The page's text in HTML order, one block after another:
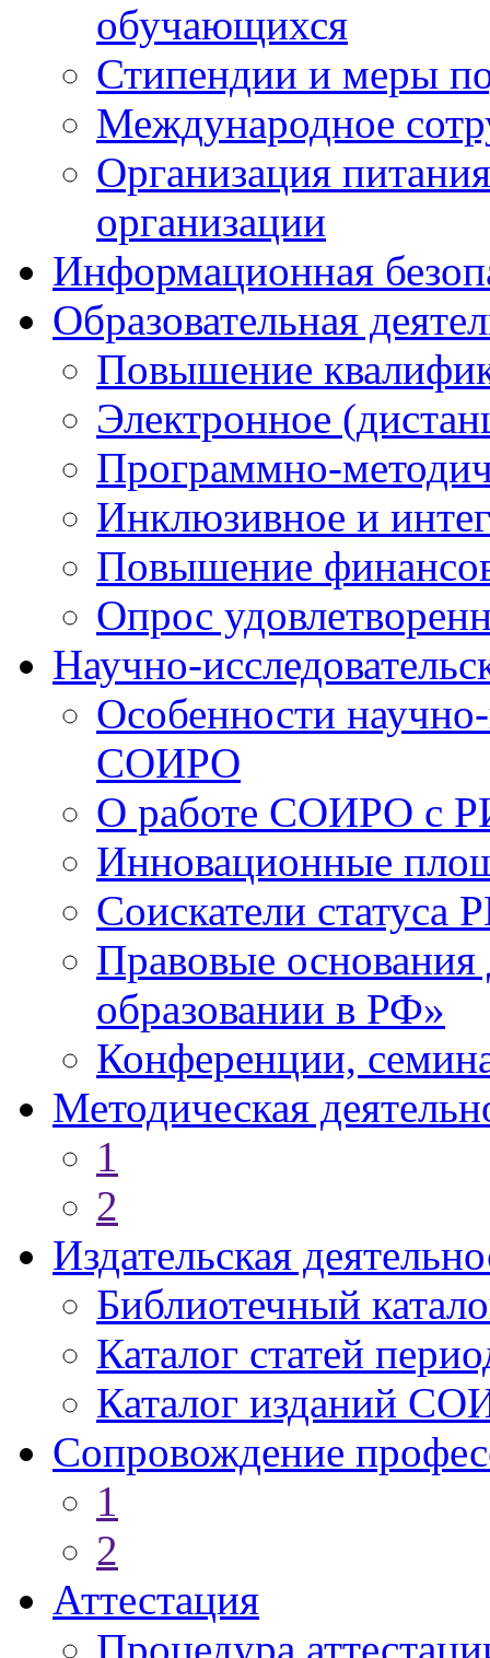
обучающихся
Стипендии и меры
Международное
Организация
организации
Информационная
Образовательная
Повышение
Электронное
Программно-
Инклюзивное и
Повышение
Опрос
Научно-
Особенности
СОИРО
О работе СОИРО с
Инновационные
Соискатели статуса
Правовые
образовании в РФ»
Конференции,
Методическая
1
2
Издательская
Библиотечный
Каталог статей
Каталог изданий
Сопровождение
1
2
Аттестация